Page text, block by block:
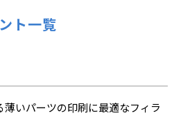
ト一覧
いパーツの印刷に最適なフィラ